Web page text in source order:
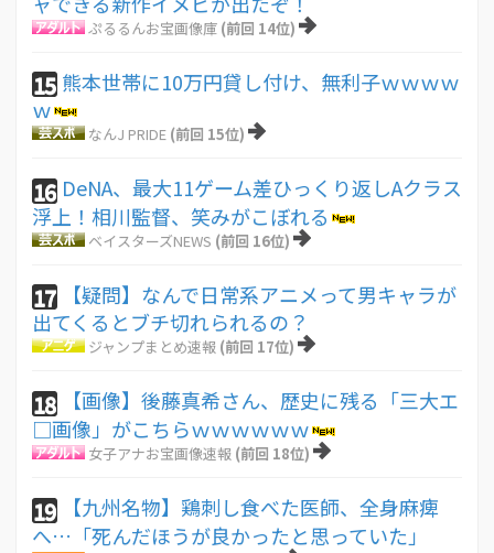
ぷるるんお宝画像庫 (前回 14位)
15 熊本世帯に10万円貸し付け、無利子ｗｗｗｗ
ｗ
なんJ PRIDE (前回 15位)
16 DeNA、最大11ゲーム差ひっくり返しAクラス
浮上！相川監督、笑みがこぼれる
ベイスターズNEWS (前回 16位)
17
【疑問】なんで日常系アニメって男キャラが
出てくるとブチ切れられるの？
ジャンプまとめ速報 (前回 17位)
18
【画像】後藤真希さん、歴史に残る「三大エ
□画像」がこちらｗｗｗｗｗｗ
女子アナお宝画像速報 (前回 18位)
19
【九州名物】鶏刺し食べた医師、全身麻痺
へ…「死んだほうが良かったと思っていた」